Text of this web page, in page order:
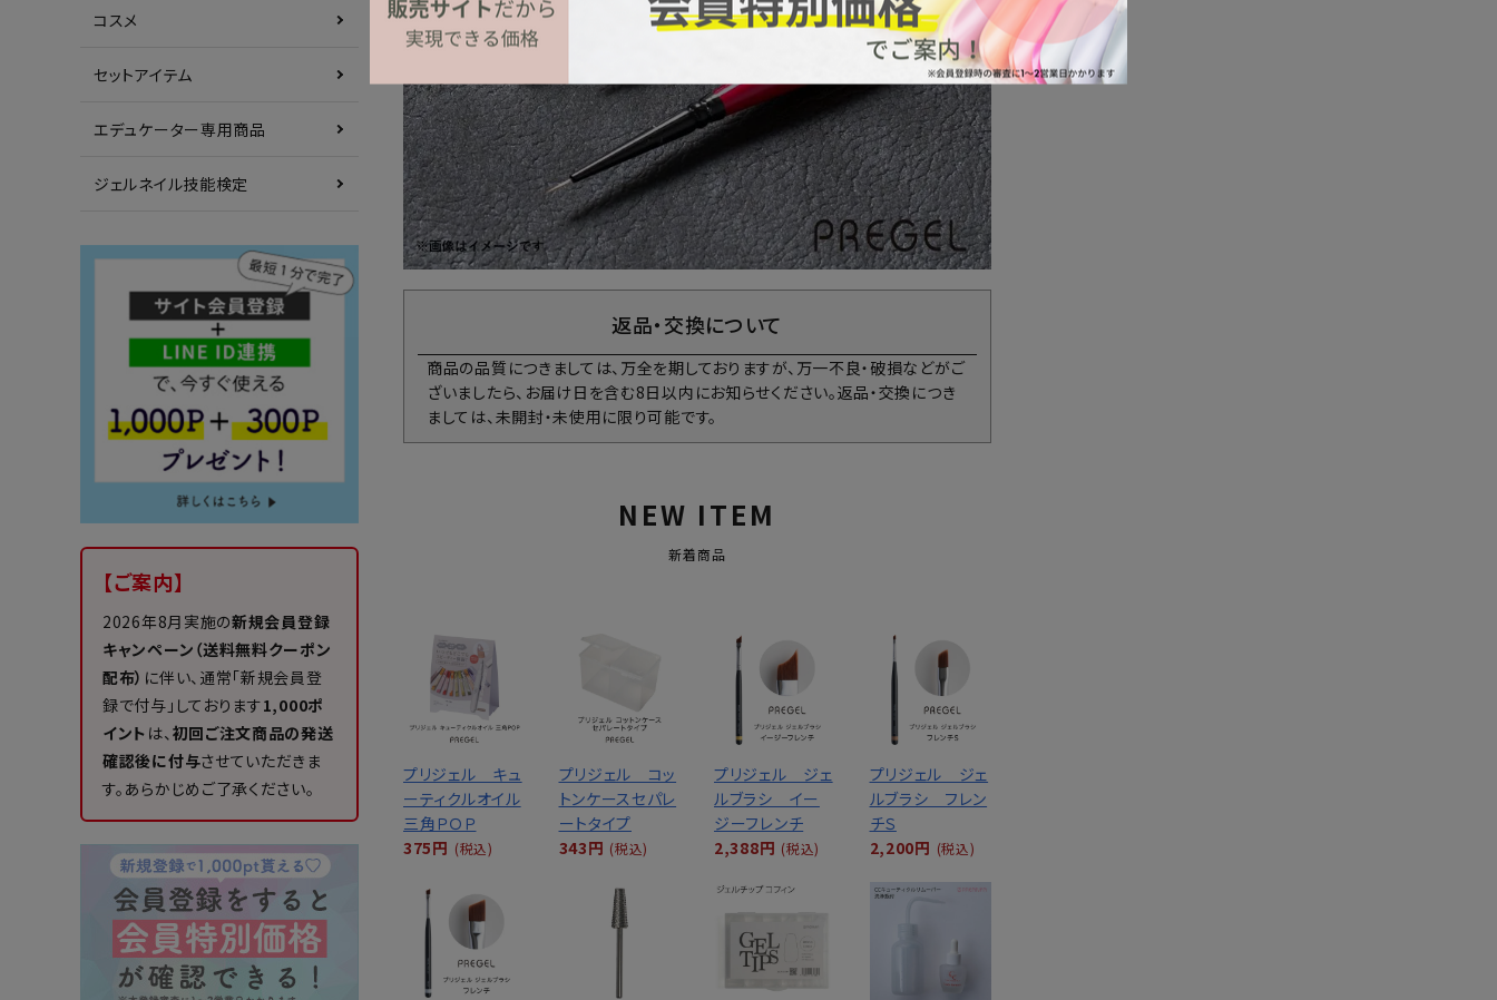
コスメ
セットアイテム
エデュケーター専用商品
ジェルネイル技能検定
【ご案内】
2026年8月実施の新規会員登録
キャンペーン（送料無料クーポン
配布） に伴い、通常「新規会員登
録で付与」しております1,000ポ
イント は、初回ご注文商品の発送
確認後に付与させていただきま
す。あらかじめご了承ください。
返品・交換について
商品の品質につきましては、万全を期しておりますが、万一不良・破損などがご
ざいましたら、お届け日を含む8日以内にお知らせください。返品・交換につき
ましては、未開封・未使用に限り可能です。
NEW ITEM
新着商品
プリジェル キュ
ーティクルオイル
三角ＰＯＰ
375円 (税込)
プリジェル コッ
トンケースセパレ
ートタイプ
343円 (税込)
プリジェル ジェ
ルブラシ イー
ジーフレンチ
2,388円 (税込)
プリジェル ジェ
ルブラシ フレン
チＳ
2,200円 (税込)